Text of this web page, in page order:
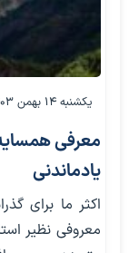
یکشنبه ۱۴ بهمن ۱۴۰۳
معرفی
یادماندنی
اکثر ما برای
معروفی نظیر